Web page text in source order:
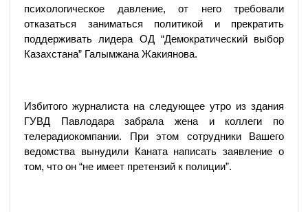
психологическое давление, от него требовали
отказаться заниматься политикой и прекратить
поддерживать лидера ОД “Демократический выбор
Казахстана” Галымжана Жакиянова.
Избитого журналиста на следующее утро из здания
ГУВД Павлодара забрала жена и коллеги по
телерадиокомпании. При этом сотрудники Вашего
ведомства вынудили Каната написать заявление о
том, что он “не имеет претензий к полиции”.